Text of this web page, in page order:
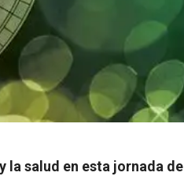
la salud en esta jornada de